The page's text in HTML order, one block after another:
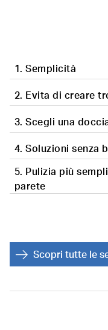
1. Semplicità
Progetta
la pulizia più
2. Evita di creare
Meglio evitare i
3. Scegli una
4. Soluzioni senza
5. Pulizia più
parete
Scopri tutte le